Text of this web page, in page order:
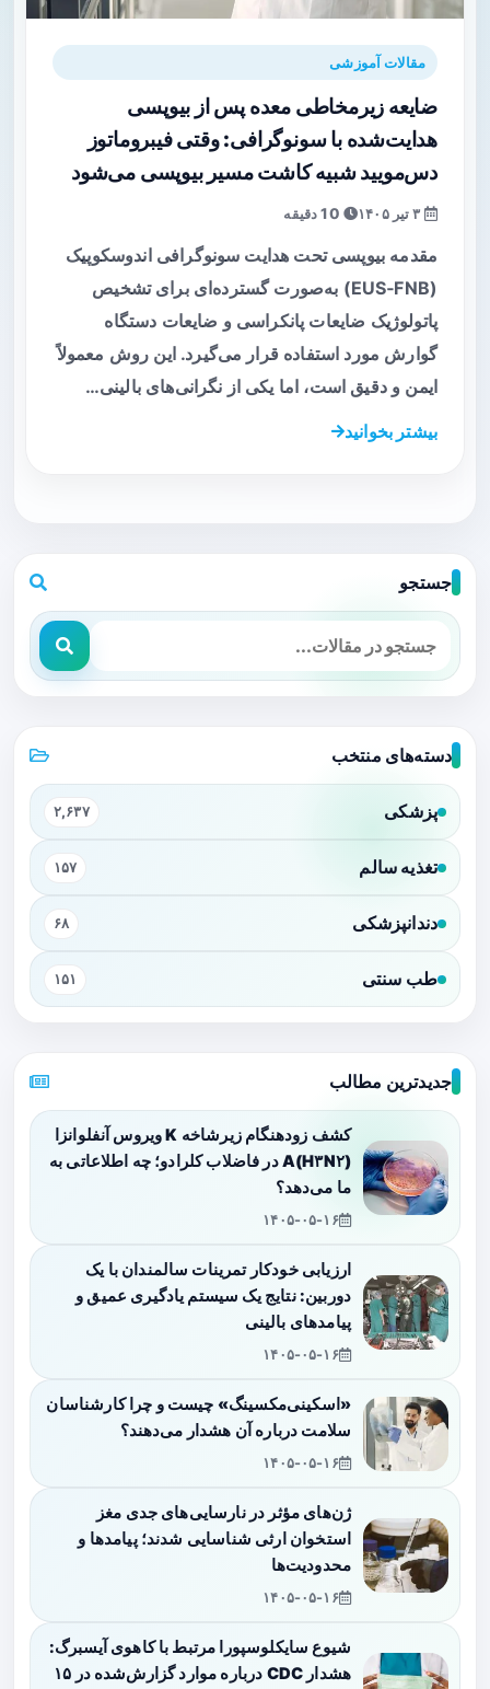
مقالات آموزشی
ضایعه زیرمخاطی معده پس از بیوپسی
هدایت‌شده با سونوگرافی: وقتی فیبروماتوز
دس‌مویید شبیه کاشت مسیر بیوپسی می‌شود
مقدمه بیوپسی تحت هدایت سونوگرافی اندوسکوپیک
(EUS‑FNB) به‌صورت گسترده‌ای برای تشخیص
پاتولوژیک ضایعات پانکراسی و ضایعات دستگاه
گوارش مورد استفاده قرار می‌گیرد. این روش معمولاً
ایمن و دقیق است، اما یکی از نگرانی‌های بالینی…
بیشتر بخوانید
جستجو
دسته‌های منتخب
پزشکی ۲,۶۳۷
تغذیه سالم ۱۵۷
دندانپزشکی ۶۸
طب سنتی ۱۵۱
جدیدترین مطالب
کشف زودهنگام زیرشاخه K ویروس آنفلوانزا
A(H۳N۲) در فاضلاب کلرادو؛ چه اطلاعاتی به
ما می‌دهد؟
۱۴۰۵-۰۵-۱۶
ارزیابی خودکار تمرینات سالمندان با یک
دوربین: نتایج یک سیستم یادگیری عمیق و
پیامدهای بالینی
۱۴۰۵-۰۵-۱۶
«اسکینی‌مکسینگ» چیست و چرا کارشناسان
سلامت درباره آن هشدار می‌دهند؟
۱۴۰۵-۰۵-۱۶
ژن‌های مؤثر در نارسایی‌های جدی مغز
استخوان ارثی شناسایی شدند؛ پیامدها و
محدودیت‌ها
۱۴۰۵-۰۵-۱۶
شیوع سایکلوسپورا مرتبط با کاهوی آیسبرگ:
هشدار CDC درباره موارد گزارش‌شده در ۱۵